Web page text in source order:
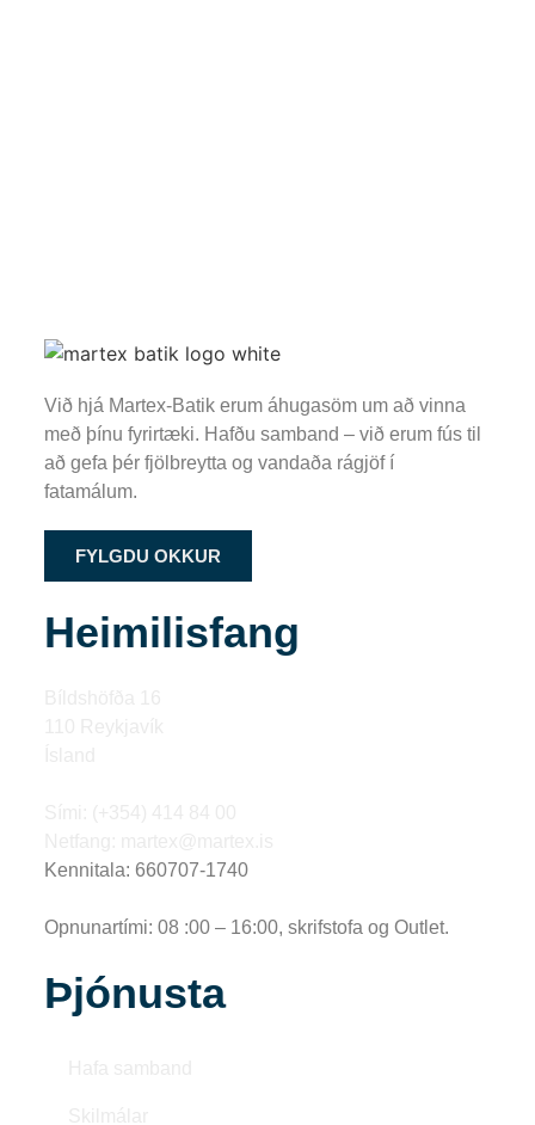
Við hjá Martex-Batik erum áhugasöm um að vinna
með þínu fyrirtæki. Hafðu samband – við erum fús til
að gefa þér fjölbreytta og vandaða rágjöf í
fatamálum.
FYLGDU OKKUR
Heimilisfang
Kennitala: 660707-1740
Opnunartími: 08 :00 – 16:00, skrifstofa og Outlet.
Þjónusta